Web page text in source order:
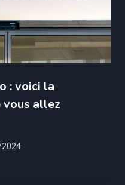
: voici la
vous allez